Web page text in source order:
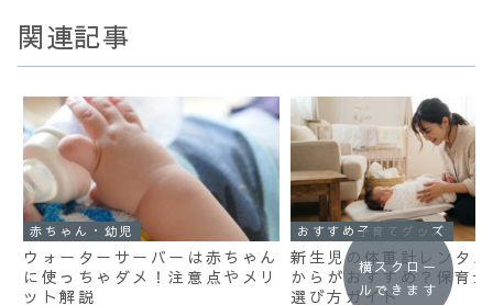
関連記事
赤ちゃん・幼児
ウォーターサーバーは赤ちゃん
に使っちゃダメ！注意点やメリ
ット解説
おすすめ子育てグッズ
新生児の体重計レンタ
からがおすすめ？保育
選び方ガイド
横スクロー
ルできます